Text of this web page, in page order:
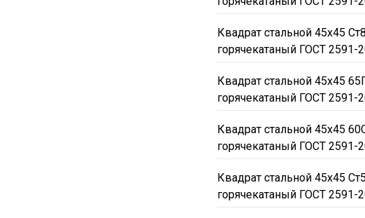
Квадрат стальной 45х45 Ст8
горячекатаный ГОСТ 2591-
Квадрат стальной 45х45
горячекатаный ГОСТ 2591-
Квадрат стальной 45х45
горячекатаный ГОСТ 2591-
Квадрат стальной 45х45
горячекатаный ГОСТ 2591-